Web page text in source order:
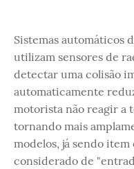
Sistemas automáticos
utilizam sensores de
detectar uma colisão
automaticamente
motorista não reagir a
tornando mais
modelos, já sendo
considerado de